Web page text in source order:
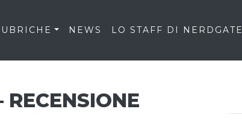
NEWS LO STAFF DI NERDGATE